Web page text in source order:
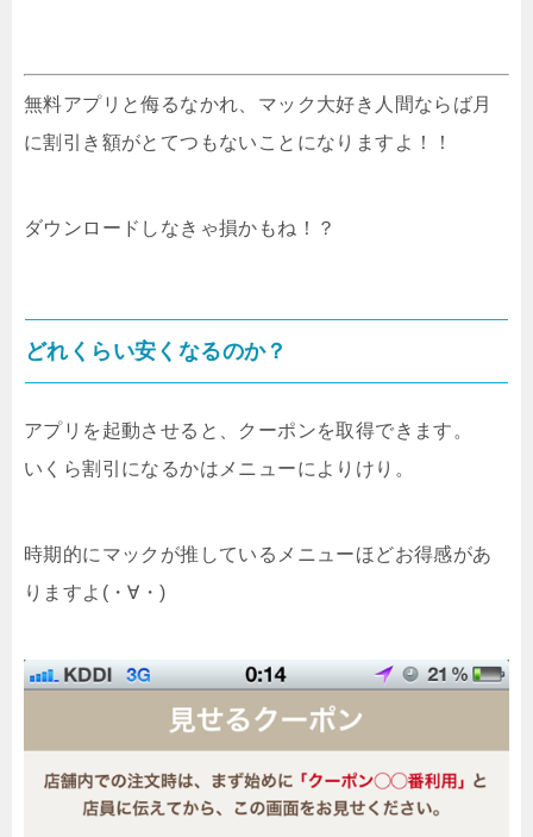
無料アプリと侮るなかれ、マック大好き人間ならば月
に割引き額がとてつもないことになりますよ！！
ダウンロードしなきゃ損かもね！？
どれくらい安くなるのか？
アプリを起動させると、クーポンを取得できます。
いくら割引になるかはメニューによりけり。
時期的にマックが推しているメニューほどお得感があ
りますよ(・∀・)